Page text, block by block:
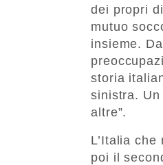
dei propri
mutuo
insieme.
storia
sinistra.
altre”.
L’Italia
poi il